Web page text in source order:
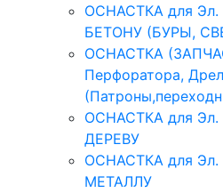
ОСНАСТКА для Эл.
БЕТОНУ (БУРЫ,
ОСНАСТКА
Перфоратора,
ОСНАСТКА для Эл.
ДЕРЕВУ
ОСНАСТКА для Эл.
МЕТАЛЛУ